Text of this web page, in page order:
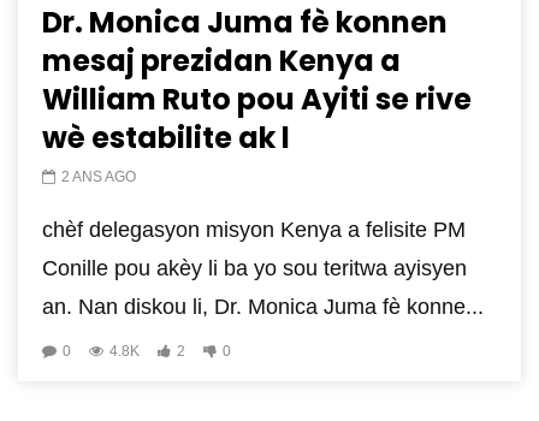
Dr. Monica Juma fè konnen
mesaj prezidan Kenya a
William Ruto pou Ayiti se rive
wè estabilite ak l
2 ANS AGO
chèf delegasyon misyon Kenya a felisite PM
Conille pou akèy li ba yo sou teritwa ayisyen
an. Nan diskou li, Dr. Monica Juma fè konne...
0 4.8K 2 0